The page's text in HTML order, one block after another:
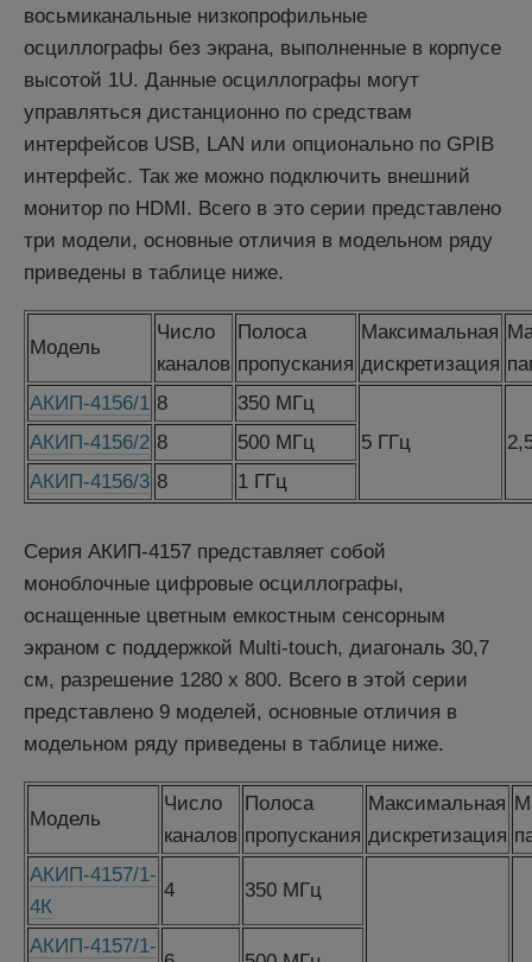
восьмиканальные низкопрофильные
осциллографы без экрана, выполненные в корпусе
высотой 1U. Данные осциллографы могут
управляться дистанционно по средствам
интерфейсов USB, LAN или опционально по GPIB
интерфейс. Так же можно подключить внешний
монитор по HDMI. Всего в это серии представлено
три модели, основные отличия в модельном ряду
приведены в таблице ниже.
Модель
Число
каналов
Полоса
пропускания
Максимальная
дискретизация
АКИП-4156/1 8
350 МГц
5 ГГц
АКИП-4156/2 8
500 МГц
АКИП-4156/3 8 1 ГГц
Серия АКИП-4157 представляет собой
моноблочные цифровые осциллографы,
оснащенные цветным емкостным сенсорным
экраном с поддержкой Multi-touch, диагональ 30,7
см, разрешение 1280 x 800. Всего в этой серии
представлено 9 моделей, основные отличия в
модельном ряду приведены в таблице ниже.
Модель
Число
каналов
Полоса
пропускания
Максимальная
дискретизация
АКИП-4157/1-
4К
4 350 МГц
АКИП-4157/1-